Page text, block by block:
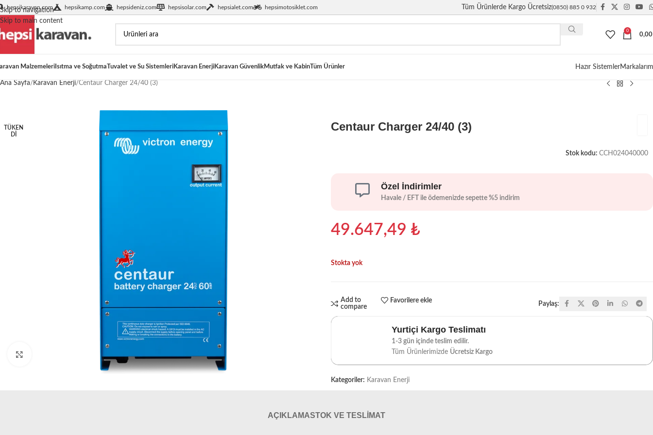
Skip to navigation
Skip to main content
hepsikaravan.com hepsikamp.com hepsideniz.com hepsisolar.com hepsialet.com hepsimotosiklet.com Tüm Ürünlerde Kargo Ücretsiz(0850) 885 0 932
0
Malzemeleri Isıtma ve SoğutmaTuvalet ve Su SistemleriKaravan EnerjiKaravan GüvenlikMutfak ve KabinTüm Ürünler Hazır Sistemler
Ana Sayfa Karavan Enerji Centaur Charger 24/40 (3)
TÜKEN
DI
Centaur Charger 24/40 (3)
Stok kodu: CCH024040000
Özel İndirimler
Havale / EFT ile ödemenizde sepette %5 indirim
49.647,49 ₺
Stokta yok
Add to
compare
Favorilere ekle
Paylaş:
Yurtiçi Kargo Teslimatı
1-3 gün içinde teslim edilir.
Tüm Ürünlerimizde Ücretsiz Kargo
Kategoriler: Karavan Enerji
AÇIKLAMASTOK VE TESLIMAT